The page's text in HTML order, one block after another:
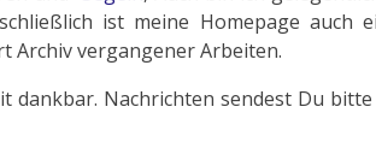
ist meine Homepage auch
Archiv vergangener Arbeiten.
dankbar. Nachrichten sendest Du